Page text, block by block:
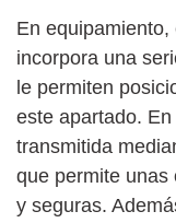
En
incorpora una
le permiten
este apartado.
transmitida
que permite unas
y seguras.